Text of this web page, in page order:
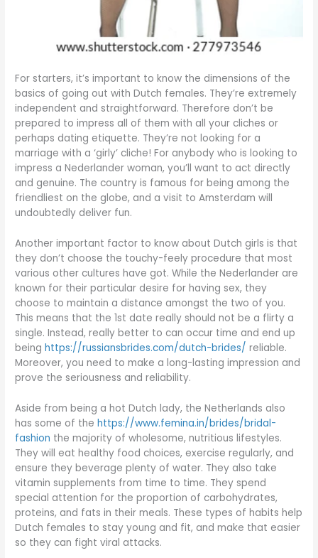
For starters, it’s important to know the dimensions of the
basics of going out with Dutch females. They’re extremely
independent and straightforward. Therefore don’t be
prepared to impress all of them with all your cliches or
perhaps dating etiquette. They’re not looking for a
marriage with a ‘girly’ cliche! For anybody who is looking to
impress a Nederlander woman, you’ll want to act directly
and genuine. The country is famous for being among the
friendliest on the globe, and a visit to Amsterdam will
undoubtedly deliver fun.
Another important factor to know about Dutch girls is that
they don’t choose the touchy-feely procedure that most
various other cultures have got. While the Nederlander are
known for their particular desire for having sex, they
choose to maintain a distance amongst the two of you.
This means that the 1st date really should not be a flirty a
single. Instead, really better to can occur time and end up
beinghttps://russiansbrides.com/dutch-brides/ reliable.
Moreover, you need to make a long-lasting impression and
prove the seriousness and reliability.
Aside from being a hot Dutch lady, the Netherlands also
has some of thehttps://www.femina.in/brides/bridal-
fashion the majority of wholesome, nutritious lifestyles.
They will eat healthy food choices, exercise regularly, and
ensure they beverage plenty of water. They also take
vitamin supplements from time to time. They spend
special attention for the proportion of carbohydrates,
proteins, and fats in their meals. These types of habits help
Dutch females to stay young and fit, and make that easier
so they can fight viral attacks.